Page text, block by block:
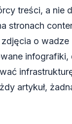
treści, a nie
stronach
o
artykuł,